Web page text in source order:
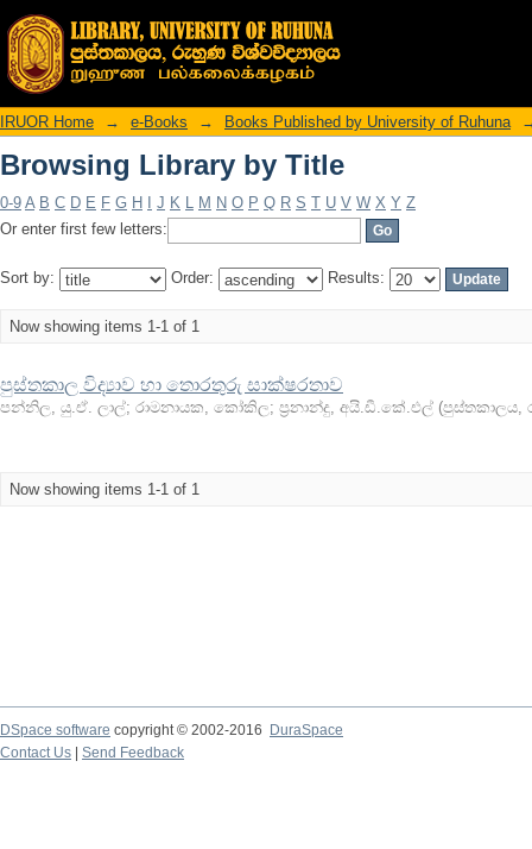
Browsing Library by Title
IRUOR Home → e-Books → Books Published by University of Ruhuna
Browsing Library by Title
0-9 A B C D E F G H J K L M N O P Q R S T U V W X Y Z
Or enter first few letters:
Sort by: Order: Results:
Now showing items 1-1 of 1
පුස්තකාල විද්‍යාව හා තොරතුරු සාක්ෂරතාව
පන්නිල, යු.ඒ. ලාල්; රාමනායක, කෝකිල; ප්‍රනාන්දු, අයි.ඩී.කේ.එල් (පුස්තකාලය,
Now showing items 1-1 of 1
DSpace software copyright © 2002-2016
DuraSpace
Contact Us
Send Feedback